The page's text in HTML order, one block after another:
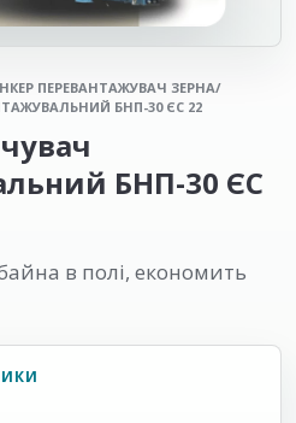
ПЕРЕВАНТАЖУВАЧ ЗЕРНА/
БНП-30 ЄС 22
БНП-30 ЄС
в полі, економить